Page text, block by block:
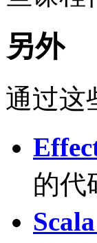
另外
通过这
的代